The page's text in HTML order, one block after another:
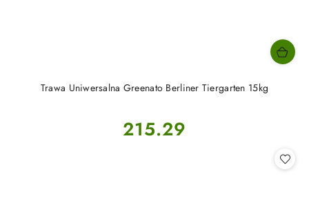
Trawa Uniwersalna Greenato Berliner Tiergarten 15kg
Cena:
215.29